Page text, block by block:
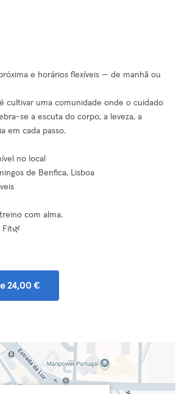
e horários flexíveis — de manhã ou
cultivar uma comunidade onde o cuidado
se a escuta do corpo, a leveza, a
em cada passo.
no local
de Benfica, Lisboa
com alma.
Fit🌿
24,00 €